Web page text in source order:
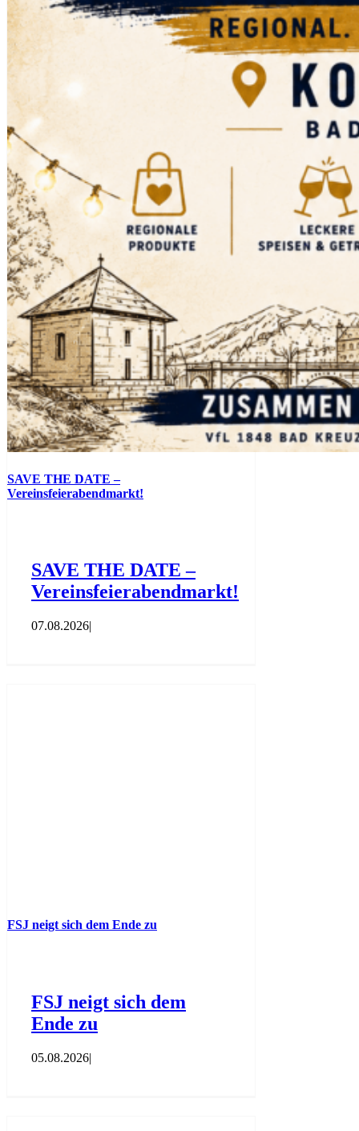
SAVE THE DATE –
Vereinsfeierabendmarkt!
SAVE THE DATE –
Vereinsfeierabendmarkt!
07.08.2026|
FSJ neigt sich dem Ende zu
FSJ neigt sich dem
Ende zu
05.08.2026|